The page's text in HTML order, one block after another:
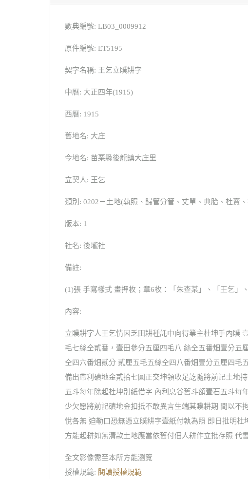
數典編號: LB03_0009912
原件編號: ET5195
契字名稱: 王乞立贌耕字
中曆: 大正四年(1915)
西曆: 1915
舊地名: 大庄
今地名: 苗栗縣後龍鎮大庄里
立契人: 王乞
類別: 0202－土地(執照、歸管分管、丈單、典胎、杜賣
版本: 1
社名: 後壠社
備註:
(1)張 手寫樣式 畫押枚；章6枚：「朱查某」、「王乞」
內容:
立贌耕字人王乞情因乏田耕種託中向得業主杜坤手內贌
毛七絲仝貳番，壹田參分五厘四毛八 絲仝五番畑壹分
仝四六番畑貳分 貳厘五毛五絲仝四八番畑壹分五厘四毛
備出帶利磧地金貳拾七圓正交坤領收足訖隨將前記土地
五斗每年除起杜坤別紙借字 內利息谷舊斗額壹石五斗
少欠愿將前記磧地金扣抵不敢異言生端其贌耕期 間以
悅各無 迫勒口恐無憑立贌耕字壹紙付執為照 即日批明
方能起耕如無清款土地應當依舊付佃人耕作立批存照 代
全文影像需至本所方能瀏覽
授權規範: 閱讀授權規範